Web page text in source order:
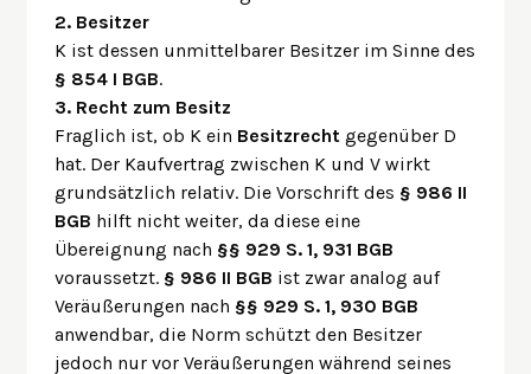
2. Besitzer
K ist dessen unmittelbarer Besitzer im Sinne des
§ 854 I BGB.
3. Recht zum Besitz
Fraglich ist, ob K ein Besitzrecht gegenüber D
hat. Der Kaufvertrag zwischen K und V wirkt
grundsätzlich relativ. Die Vorschrift des § 986 II
BGB hilft nicht weiter, da diese eine
Übereignung nach §§ 929 S. 1, 931 BGB
voraussetzt. § 986 II BGB ist zwar analog auf
Veräußerungen nach §§ 929 S. 1, 930 BGB
anwendbar, die Norm schützt den Besitzer
jedoch nur vor Veräußerungen während seines